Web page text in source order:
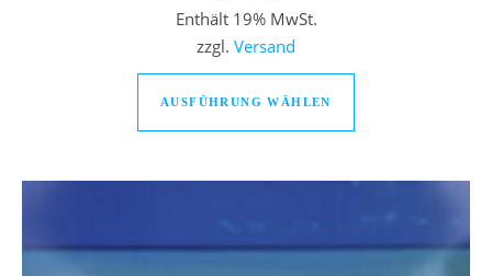
Enthält 19% MwSt.
zzgl. Versand
AUSFÜHRUNG WÄHLEN
Dieses Produkt